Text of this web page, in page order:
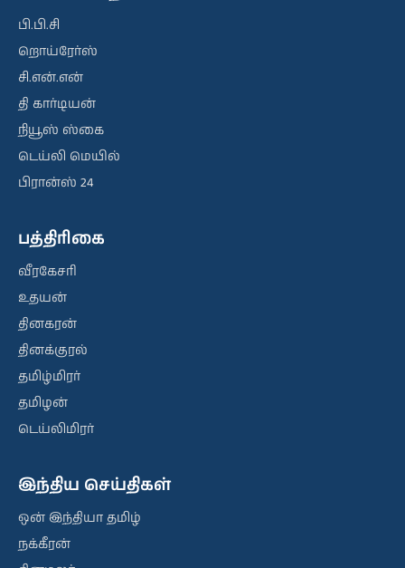
பி.பி.சி
றொய்ரேர்ஸ்
சி.என்.என்
தி கார்டியன்
நியூஸ் ஸ்கை
டெய்லி மெயில்
பிரான்ஸ் 24
பத்திரிகை
வீரகேசரி
உதயன்
தினகரன்
தினக்குரல்
தமிழ்மிரர்
தமிழன்
டெய்லிமிரர்
இந்திய செய்திகள்
ஒன் இந்தியா தமிழ்
நக்கீரன்